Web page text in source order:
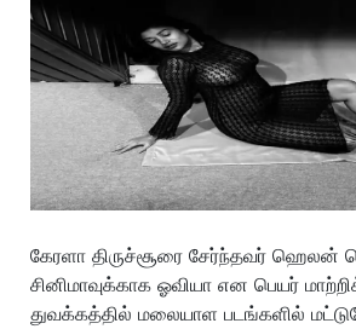
கேரளா திருச்சூரை சேர்ந்தவர் ஹெலன்
சினிமாவுக்காக ஓவியா என பெயர்
துவக்கத்தில் மலையாள படங்களில்